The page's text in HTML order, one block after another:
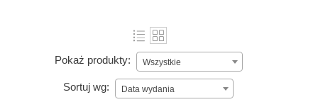
Pokaż produkty: Wszystkie
Sortuj wg: Data wydania